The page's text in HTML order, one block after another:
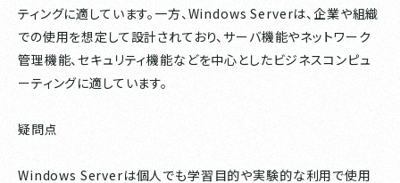
ティングに適しています。一方、Windows Serverは、企業や組織
での使用を想定して設計されており、サーバ機能やネットワーク
管理機能、セキュリティ機能などを中心としたビジネスコンピュ
ーティングに適しています。
疑問点
Windows Serverは個人でも学習目的や実験的な利用で使用